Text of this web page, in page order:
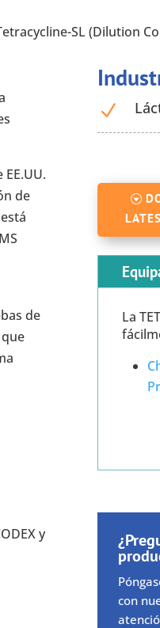
SL (Dilution
de
de
y
N
La
con